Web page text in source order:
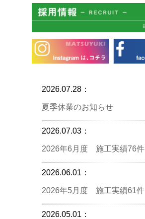
2026.07.28：
夏季休業のお知らせ
2026.07.03：
2026年6月度 施工実績76件
2026.06.01：
2026年5月度 施工実績61件
2026.05.01：